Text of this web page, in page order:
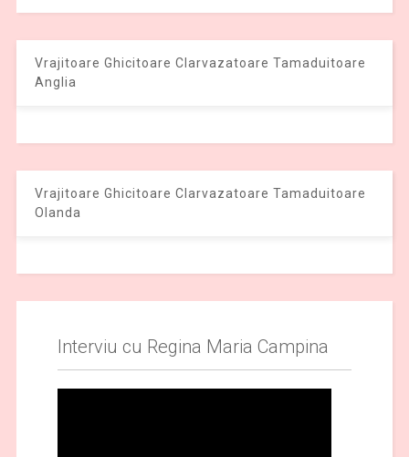
Vrajitoare Ghicitoare Clarvazatoare Tamaduitoare
Anglia
Vrajitoare Ghicitoare Clarvazatoare Tamaduitoare
Olanda
Interviu cu Regina Maria Campina